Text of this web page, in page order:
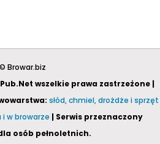
© Browar.biz
wszelkie prawa zastrzeżone |
słód, chmiel, drożdże i sprzęt
w browarze | Serwis przeznaczony
osób pełnoletnich.